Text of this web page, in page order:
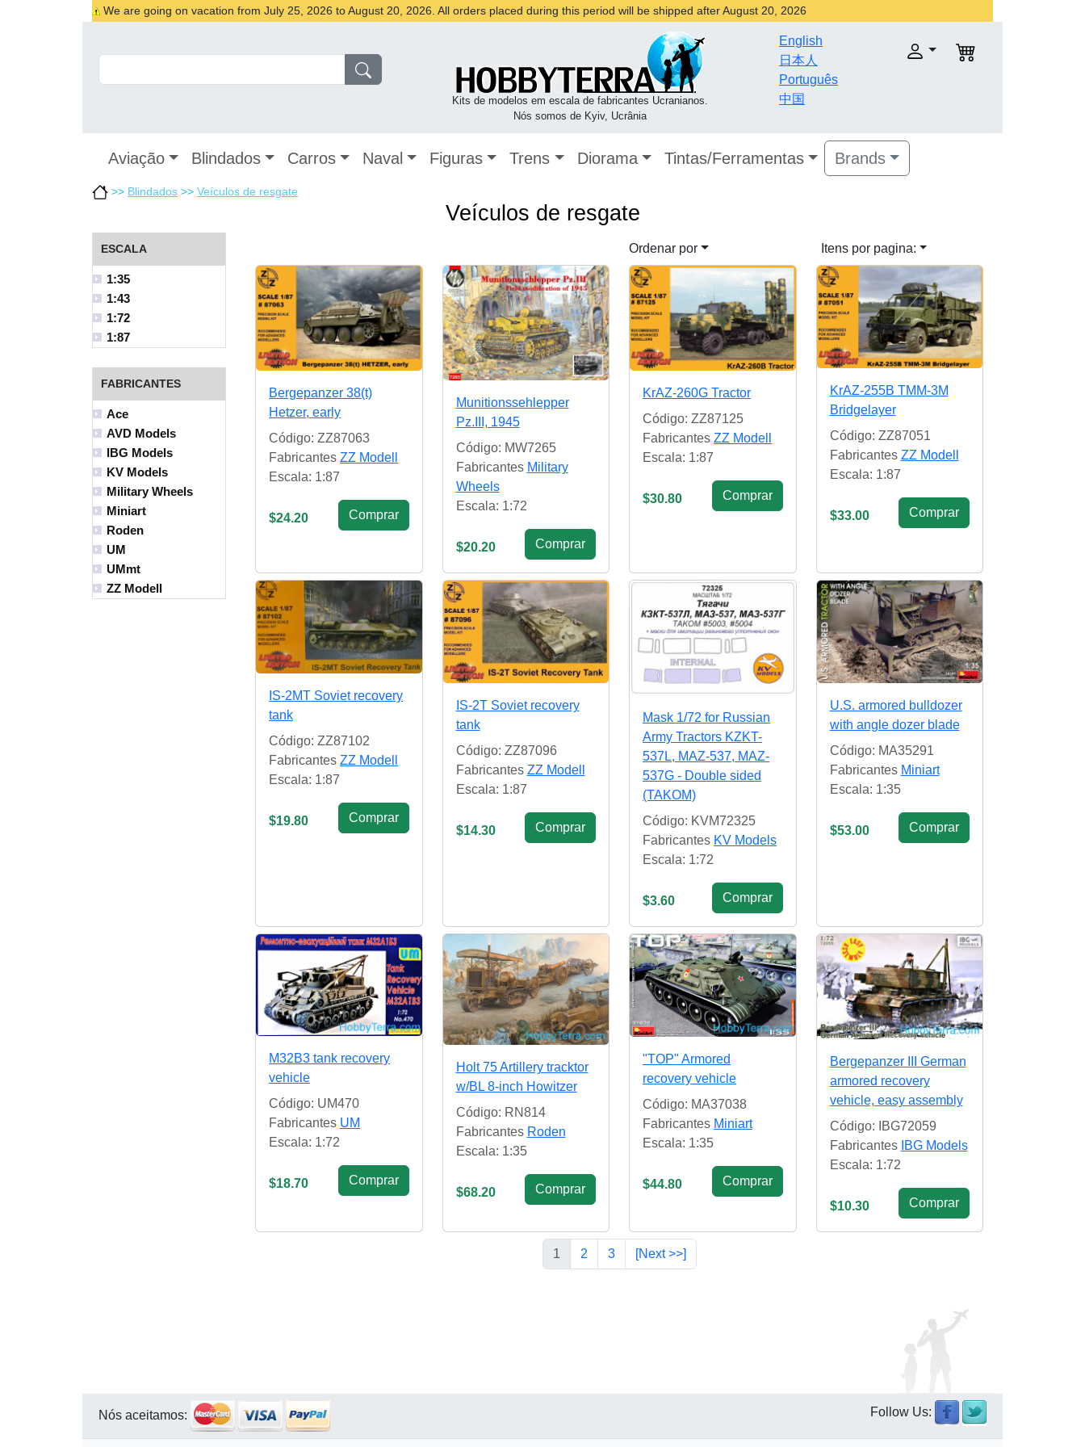
We are going on vacation from July 25, 2026 to August 20, 2026. All orders placed during this period will be shipped after August 20, 2026
Kits de modelos em escala de fabricantes Ucranianos.
Nós somos de Kyiv, Ucrânia
English
日本人
Português
中国
Aviação Blindados Carros Naval Figuras Trens Diorama Tintas/Ferramentas Brands
>> Blindados >> Veículos de resgate
Veículos de resgate
ESCALA
1:35
1:43
1:72
1:87
FABRICANTES
Ace
AVD Models
IBG Models
KV Models
Military Wheels
Miniart
Roden
UM
UMmt
ZZ Modell
Ordenar por Itens por pagina:
Bergepanzer 38(t)
Hetzer, early
Código: ZZ87063
Fabricantes ZZ Modell
Escala: 1:87
$24.20 Сomprar
Munitionssehlepper
Pz.III, 1945
Código: MW7265
Fabricantes Military
Wheels
Escala: 1:72
$20.20 Сomprar
KrAZ-260G Tractor
Código: ZZ87125
Fabricantes ZZ Modell
Escala: 1:87
$30.80 Сomprar
KrAZ-255B TMM-3M
Bridgelayer
Código: ZZ87051
Fabricantes ZZ Modell
Escala: 1:87
$33.00 Сomprar
IS-2MT Soviet recovery
tank
Código: ZZ87102
Fabricantes ZZ Modell
Escala: 1:87
$19.80 Сomprar
IS-2T Soviet recovery
tank
Código: ZZ87096
Fabricantes ZZ Modell
Escala: 1:87
$14.30 Сomprar
Mask 1/72 for Russian
Army Tractors KZKT-
537L, MAZ-537, MAZ-
537G - Double sided
(TAKOM)
Código: KVM72325
Fabricantes KV Models
Escala: 1:72
$3.60 Сomprar
U.S. armored bulldozer
with angle dozer blade
Código: MA35291
Fabricantes Miniart
Escala: 1:35
$53.00 Сomprar
M32B3 tank recovery
vehicle
Código: UM470
Fabricantes UM
Escala: 1:72
$18.70 Сomprar
Holt 75 Artillery tracktor
w/BL 8-inch Howitzer
Código: RN814
Fabricantes Roden
Escala: 1:35
$68.20 Сomprar
"TOP" Armored
recovery vehicle
Código: MA37038
Fabricantes Miniart
Escala: 1:35
$44.80 Сomprar
Bergepanzer III German
armored recovery
vehicle, easy assembly
Código: IBG72059
Fabricantes IBG Models
Escala: 1:72
$10.30 Сomprar
1 2 3 [Next >>]
Nós aceitamos: Follow Us: